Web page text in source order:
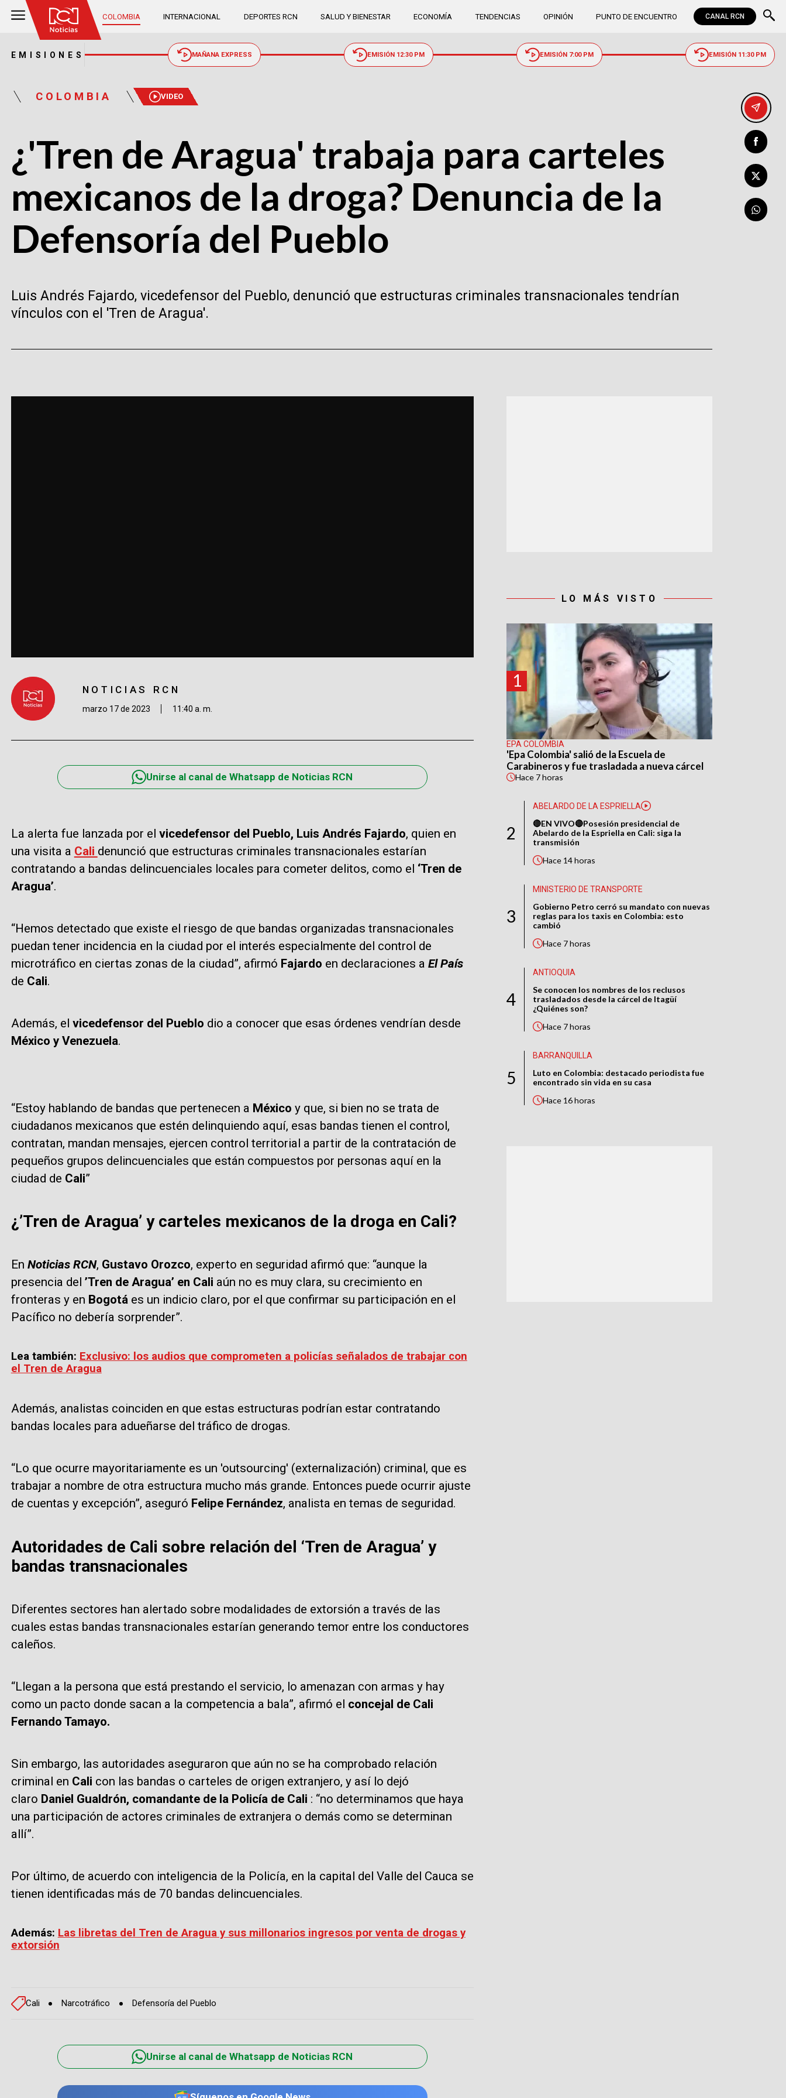
COLOMBIA INTERNACIONAL DEPORTES RCN SALUD Y BIENESTAR ECONOMÍA TENDENCIAS OPINIÓN PUNTO DE ENCUENTRO CANAL RCN
EMISIONES MAÑANA EXPRESS EMISIÓN 12:30 PM EMISIÓN 7:00 PM EMISIÓN 11:30 PM
COLOMBIA VIDEO
¿'Tren de Aragua' trabaja para carteles
mexicanos de la droga? Denuncia de la
Defensoría del Pueblo
Luis Andrés Fajardo, vicedefensor del Pueblo, denunció que estructuras criminales transnacionales tendrían
vínculos con el 'Tren de Aragua'.
NOTICIAS RCN
marzo 17 de 2023 11:40 a. m.
Unirse al canal de Whatsapp de Noticias RCN
La alerta fue lanzada por el vicedefensor del Pueblo, Luis Andrés Fajardo, quien en
una visita a Cali denunció que estructuras criminales transnacionales estarían
contratando a bandas delincuenciales locales para cometer delitos, como el ‘Tren de
Aragua’.
“Hemos detectado que existe el riesgo de que bandas organizadas transnacionales
puedan tener incidencia en la ciudad por el interés especialmente del control de
microtráfico en ciertas zonas de la ciudad”, afirmó Fajardo en declaraciones a El País
de Cali.
Además, el vicedefensor del Pueblo dio a conocer que esas órdenes vendrían desde
México y Venezuela.
“Estoy hablando de bandas que pertenecen a México y que, si bien no se trata de
ciudadanos mexicanos que estén delinquiendo aquí, esas bandas tienen el control,
contratan, mandan mensajes, ejercen control territorial a partir de la contratación de
pequeños grupos delincuenciales que están compuestos por personas aquí en la
ciudad de Cali”
¿’Tren de Aragua’ y carteles mexicanos de la droga en Cali?
En Noticias RCN, Gustavo Orozco, experto en seguridad afirmó que: “aunque la
presencia del ’Tren de Aragua’ en Cali aún no es muy clara, su crecimiento en
fronteras y en Bogotá es un indicio claro, por el que confirmar su participación en el
Pacífico no debería sorprender”.
Lea también: Exclusivo: los audios que comprometen a policías señalados de trabajar con
el Tren de Aragua
Además, analistas coinciden en que estas estructuras podrían estar contratando
bandas locales para adueñarse del tráfico de drogas.
“Lo que ocurre mayoritariamente es un 'outsourcing' (externalización) criminal, que es
trabajar a nombre de otra estructura mucho más grande. Entonces puede ocurrir ajuste
de cuentas y excepción”, aseguró Felipe Fernández, analista en temas de seguridad.
Autoridades de Cali sobre relación del ‘Tren de Aragua’ y
bandas transnacionales
Diferentes sectores han alertado sobre modalidades de extorsión a través de las
cuales estas bandas transnacionales estarían generando temor entre los conductores
caleños.
“Llegan a la persona que está prestando el servicio, lo amenazan con armas y hay
como un pacto donde sacan a la competencia a bala”, afirmó el concejal de Cali
Fernando Tamayo.
Sin embargo, las autoridades aseguraron que aún no se ha comprobado relación
criminal en Cali con las bandas o carteles de origen extranjero, y así lo dejó
claro Daniel Gualdrón, comandante de la Policía de Cali : “no determinamos que haya
una participación de actores criminales de extranjera o demás como se determinan
allí”.
Por último, de acuerdo con inteligencia de la Policía, en la capital del Valle del Cauca se
tienen identificadas más de 70 bandas delincuenciales.
Además: Las libretas del Tren de Aragua y sus millonarios ingresos por venta de drogas y
extorsión
Cali Narcotráfico Defensoría del Pueblo
Unirse al canal de Whatsapp de Noticias RCN
LO MÁS VISTO
1
EPA COLOMBIA
'Epa Colombia' salió de la Escuela de
Carabineros y fue trasladada a nueva cárcel
Hace 7 horas
2
ABELARDO DE LA ESPRIELLA
🔴EN VIVO🔴Posesión presidencial de
Abelardo de la Espriella en Cali: siga la
transmisión
Hace 14 horas
3
MINISTERIO DE TRANSPORTE
Gobierno Petro cerró su mandato con nuevas
reglas para los taxis en Colombia: esto
cambió
Hace 7 horas
4
ANTIOQUIA
Se conocen los nombres de los reclusos
trasladados desde la cárcel de Itagüí
¿Quiénes son?
Hace 7 horas
5
BARRANQUILLA
Luto en Colombia: destacado periodista fue
encontrado sin vida en su casa
Hace 16 horas